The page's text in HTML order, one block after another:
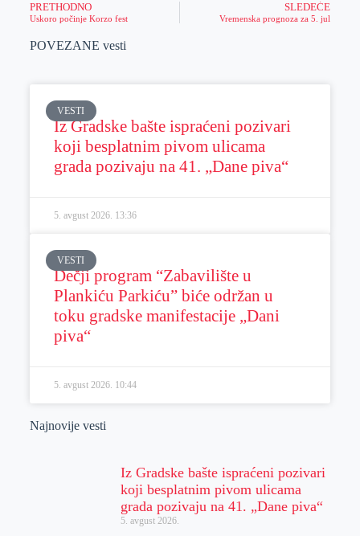
PRETHODNO
Uskoro počinje Korzo fest
SLEDEĆE
Vremenska prognoza za 5. jul
POVEZANE vesti
VESTI
Iz Gradske bašte ispraćeni pozivari
koji besplatnim pivom ulicama
grada pozivaju na 41. „Dane piva“
5. avgust 2026. 13:36
VESTI
Dečji program “Zabavilište u
Plankiću Parkiću” biće održan u
toku gradske manifestacije „Dani
piva“
5. avgust 2026. 10:44
Najnovije vesti
Iz Gradske bašte ispraćeni pozivari
koji besplatnim pivom ulicama
grada pozivaju na 41. „Dane piva“
5. avgust 2026.